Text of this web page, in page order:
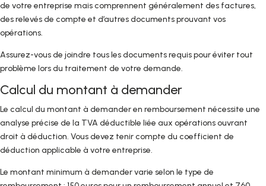
de votre entreprise mais comprennent généralement des factures,
des relevés de compte et d’autres documents prouvant vos
opérations.
Assurez-vous de joindre tous les documents requis pour éviter tout
problème lors du traitement de votre demande.
Calcul du montant à demander
Le calcul du montant à demander en remboursement nécessite une
analyse précise de la TVA déductible liée aux opérations ouvrant
droit à déduction. Vous devez tenir compte du coefficient de
déduction applicable à votre entreprise.
Le montant minimum à demander varie selon le type de